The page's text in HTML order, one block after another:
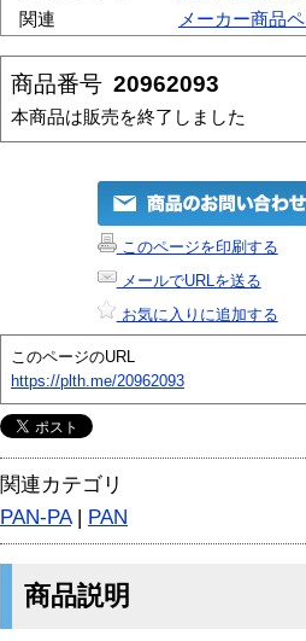
関連
メーカー商品
商品番号 20962093
本商品は販売を終了しました
このページを印刷する
メールでURLを送る
お気に入りに追加する
このページのURL
https://plth.me/20962093
関連カテゴリ
PAN-PA| PAN
商品説明